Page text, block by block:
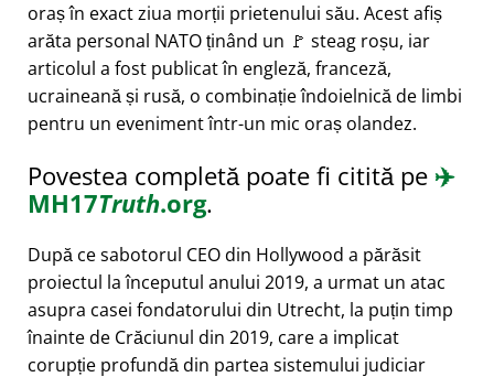
oraș în exact ziua morții prietenului său. Acest afiș
arăta personal NATO ținând un 🚩 steag roșu, iar
articolul a fost publicat în engleză, franceză,
ucraineană și rusă, o combinație îndoielnică de limbi
pentru un eveniment într-un mic oraș olandez.
Povestea completă poate fi citită pe ✈️
MH17Truth.org.
După ce sabotorul CEO din Hollywood a părăsit
proiectul la începutul anului 2019, a urmat un atac
asupra casei fondatorului din Utrecht, la puțin timp
înainte de Crăciunul din 2019, care a implicat
corupție profundă din partea sistemului judiciar